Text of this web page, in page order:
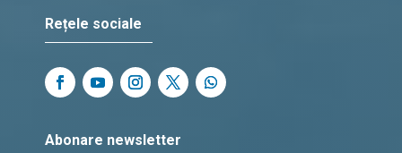
Rețele sociale
Abonare newsletter